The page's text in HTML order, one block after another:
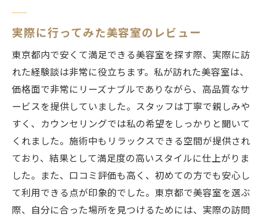
実際に行ってみた美容室のレビュー
東京都内で安くて満足できる美容室を探す際、実際に訪
れた経験談は非常に役立ちます。私が訪れた美容室は、
価格面で非常にリーズナブルでありながら、高品質なサ
ービスを提供していました。スタッフは丁寧で親しみや
すく、カウンセリングでは私の希望をしっかりと聞いて
くれました。施術中もリラックスできる空間が提供され
ており、結果として満足度の高いスタイルに仕上がりま
した。また、口コミ評価も高く、初めての方でも安心し
て利用できる点が印象的でした。東京都で美容室を選ぶ
際、自分に合った場所を見つけるためには、実際の訪問